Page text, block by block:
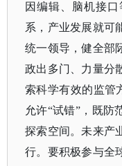
因编辑、脑机接
系，产业发展就可
统一领导，健全部
政出多门、力量分
索科学有效的监管
允许“试错”，既防
探索空间。未来产
行。要积极参与全